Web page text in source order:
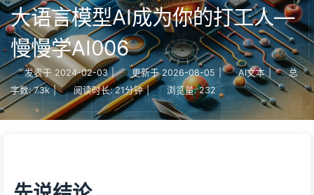
大语言模型AI成为你的打工人—
慢慢学AI006
发表于 2024-02-03 | 更新于 2026-08-05 AI文本 |
总
字数: 7.3k | 阅读时长: 21分钟 | 浏览量: 232